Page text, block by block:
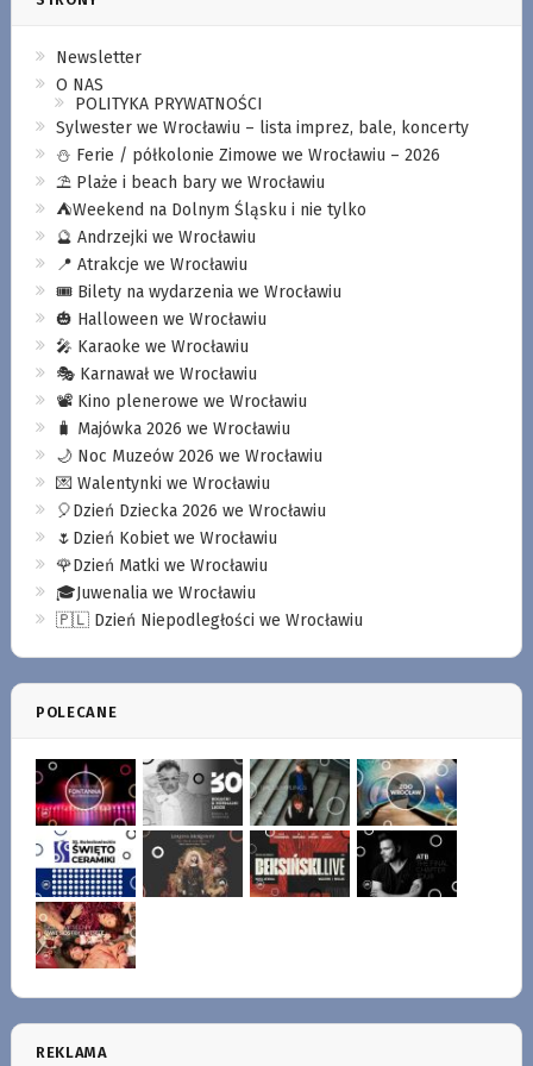
Newsletter
O NAS
POLITYKA PRYWATNOŚCI
Sylwester we Wrocławiu – lista imprez, bale, koncerty
⛄️ Ferie / półkolonie Zimowe we Wrocławiu – 2026
⛱️ Plaże i beach bary we Wrocławiu
⛺️Weekend na Dolnym Śląsku i nie tylko
🔮 Andrzejki we Wrocławiu
📍 Atrakcje we Wrocławiu
🎟️ Bilety na wydarzenia we Wrocławiu
🎃 Halloween we Wrocławiu
🎤 Karaoke we Wrocławiu
🎭 Karnawał we Wrocławiu
📽️ Kino plenerowe we Wrocławiu
🧳 Majówka 2026 we Wrocławiu
🌙 Noc Muzeów 2026 we Wrocławiu
💌 Walentynki we Wrocławiu
🎈Dzień Dziecka 2026 we Wrocławiu
🌷Dzień Kobiet we Wrocławiu
🌹Dzień Matki we Wrocławiu
🎓Juwenalia we Wrocławiu
🇵🇱 Dzień Niepodległości we Wrocławiu
POLECANE
REKLAMA